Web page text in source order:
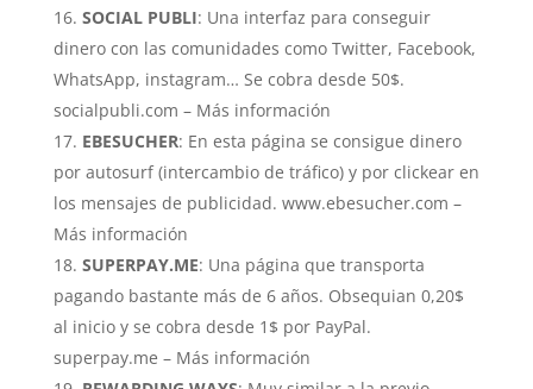
SOCIAL PUBLI: Una interfaz para conseguir
dinero con las comunidades como Twitter, Facebook,
WhatsApp, instagram… Se cobra desde 50$.
socialpubli.com – Más información
EBESUCHER: En esta página se consigue dinero
por autosurf (intercambio de tráfico) y por clickear en
los mensajes de publicidad. www.ebesucher.com –
Más información
SUPERPAY.ME: Una página que transporta
pagando bastante más de 6 años. Obsequian 0,20$
al inicio y se cobra desde 1$ por PayPal.
superpay.me – Más información